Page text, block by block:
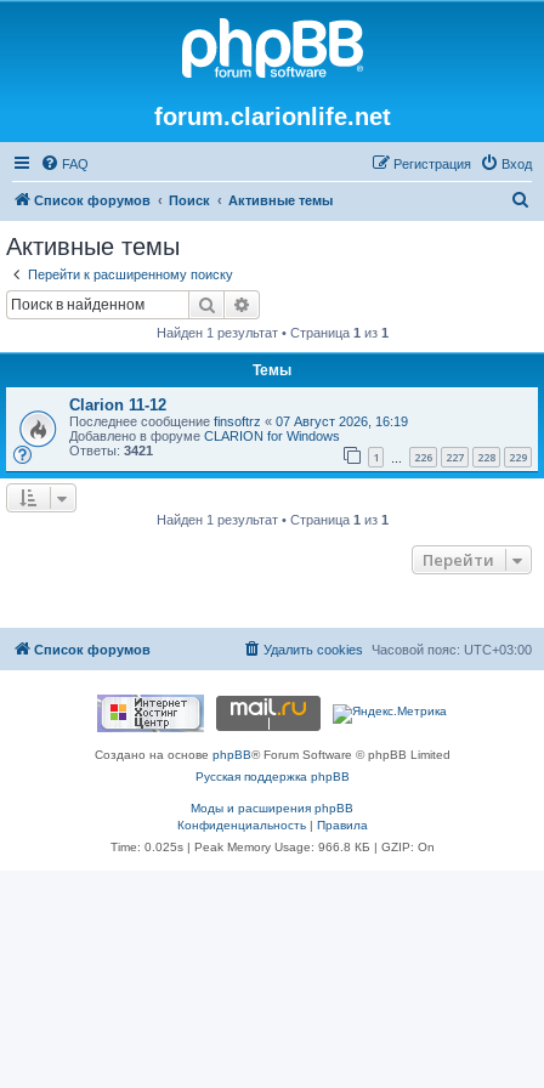
forum.clarionlife.net
FAQ Вход
Регистрация
Список форумов Поиск Активные темы
Активные темы
Перейти к расширенному поиску
Поиск
Найден 1 результат • Страница 1 из 1
Темы
Clarion 11-12
Последнее сообщение finsoftrz « 07 Август 2026, 16:19
Добавлено в форуме CLARION for Windows
Ответы: 3421 1 226 227 228 229
Найден 1 результат • Страница 1 из 1
Перейти
Список форумов Часовой пояс: UTC+03:00
Удалить cookies
Создано на основе phpBB® Forum Software © phpBB Limited
Русская поддержка phpBB
Моды и расширения phpBB
Конфиденциальность| Правила
Time: 0.025s| Peak Memory Usage: 966.8 КБ | GZIP: On